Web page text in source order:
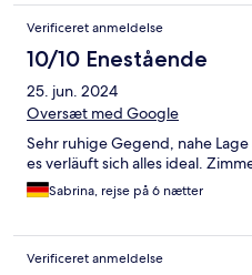
Verificeret anmeldelse
10/10 Enestående
25. jun. 2024
Oversæt med Google
Sehr ruhige Gegend, nahe
es verläuft sich alles ideal.
Sabrina, rejse på 6 nætter
Verificeret anmeldelse